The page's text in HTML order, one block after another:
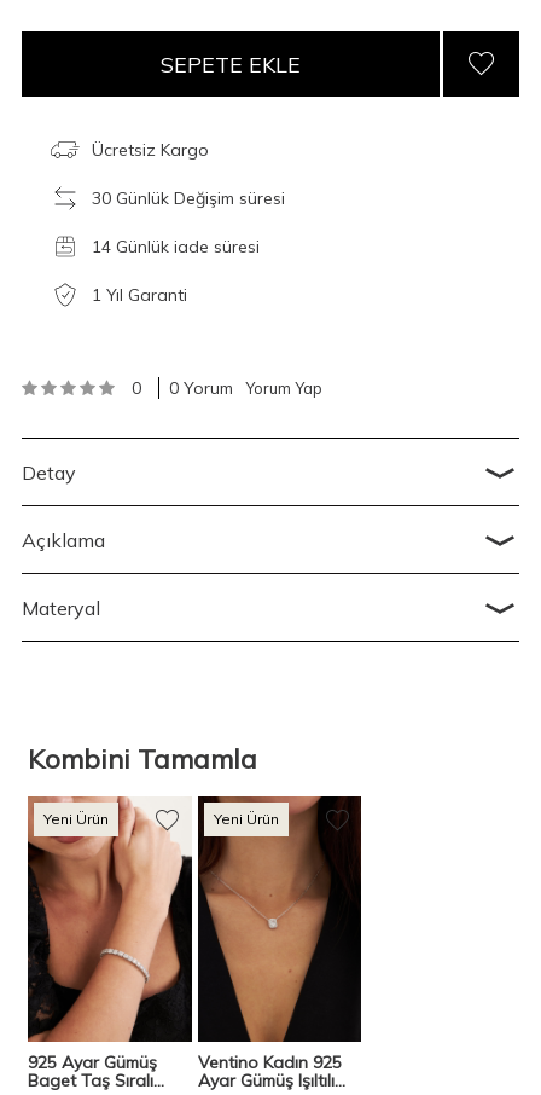
SEPETE EKLE
Ücretsiz Kargo
30 Günlük Değişim süresi
14 Günlük iade süresi
1 Yıl Garanti
0 0 Yorum Yorum Yap
Detay
Açıklama
Materyal
Kombini Tamamla
Yeni Ürün
925 Ayar Gümüş
Baget Taş Sıralı
Yeni Ürün
Ventino Kadın 925
Ayar Gümüş Işıltılı